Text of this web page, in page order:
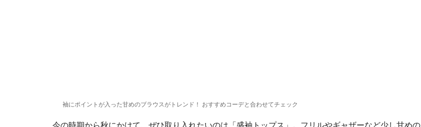
袖にポイントが入った甘めのブラウスがトレンド！ おすすめコーデと合わせてチェック
今の時期から秋にかけて、ぜひ取り入れたいのは「盛袖トップス」。フリルやギャザーなど少し甘めの